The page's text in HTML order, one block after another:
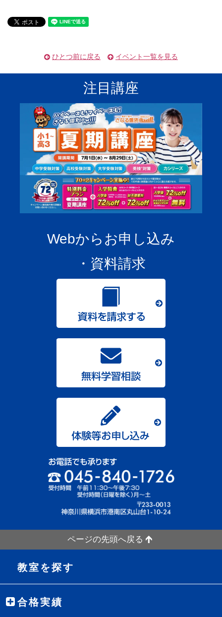
ひとつ前に戻る イベント一覧を見る
注目講座
Webからお申し込み
・資料請求
ページの先頭へ戻る
教室を探す
合格実績